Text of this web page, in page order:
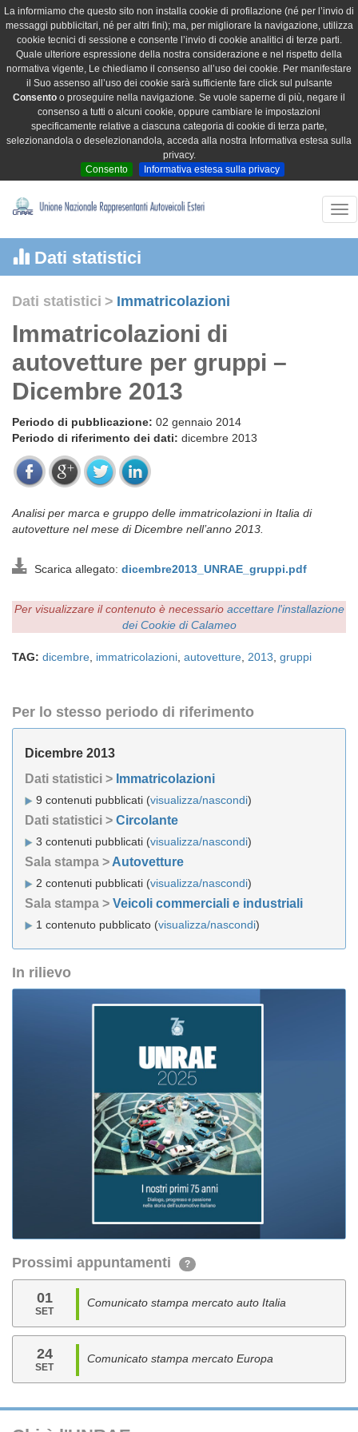
La informiamo che questo sito non installa cookie di profilazione (né per l’invio di
messaggi pubblicitari, né per altri fini); ma, per migliorare la navigazione, utilizza
cookie tecnici di sessione e consente l’invio di cookie analitici di terze parti.
Quale ulteriore espressione della nostra considerazione e nel rispetto della
normativa vigente, Le chiediamo il consenso all’uso dei cookie. Per manifestare
il Suo assenso all’uso dei cookie sarà sufficiente fare click sul pulsante
Consento o proseguire nella navigazione. Se vuole saperne di più, negare il
consenso a tutti o alcuni cookie, oppure cambiare le impostazioni
specificamente relative a ciascuna categoria di cookie di terza parte,
selezionandola o deselezionandola, acceda alla nostra Informativa estesa sulla
privacy.
Consento
Informativa estesa sulla privacy
Dati statistici
Dati statistici > Immatricolazioni
Immatricolazioni di
autovetture per gruppi –
Dicembre 2013
Periodo di pubblicazione: 02 gennaio 2014
Periodo di riferimento dei dati: dicembre 2013
Analisi per marca e gruppo delle immatricolazioni in Italia di
autovetture nel mese di Dicembre nell’anno 2013.
Scarica allegato: dicembre2013_UNRAE_gruppi.pdf
Per visualizzare il contenuto è necessario accettare l'installazione
dei Cookie di Calameo
TAG: dicembre immatricolazioni autovetture 2013 gruppi
Per lo stesso periodo di riferimento
Dicembre 2013
Dati statistici > Immatricolazioni
9 contenuti pubblicati (visualizza/nascondi)
Dati statistici > Circolante
3 contenuti pubblicati (visualizza/nascondi)
Sala stampa > Autovetture
2 contenuti pubblicati (visualizza/nascondi)
Sala stampa > Veicoli commerciali e industriali
1 contenuto pubblicato (visualizza/nascondi)
In rilievo
Prossimi appuntamenti ?
01
SET
Comunicato stampa mercato auto Italia
24
SET
Comunicato stampa mercato Europa